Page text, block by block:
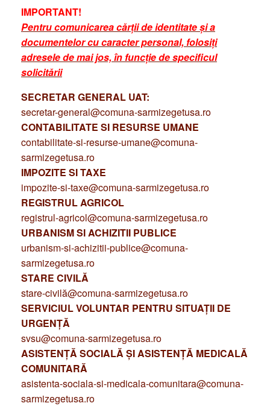
IMPORTANT!
Pentru comunicarea cărții de identitate și a
documentelor cu caracter personal, folosiți
adresele de mai jos, în funcție de specificul
solicitării
SECRETAR GENERAL UAT:
secretar-general@comuna-sarmizegetusa.ro
CONTABILITATE SI RESURSE UMANE
contabilitate-si-resurse-umane@comuna-
sarmizegetusa.ro
IMPOZITE SI TAXE
impozite-si-taxe@comuna-sarmizegetusa.ro
REGISTRUL AGRICOL
registrul-agricol@comuna-sarmizegetusa.ro
URBANISM SI ACHIZITII PUBLICE
urbanism-si-achizitii-publice@comuna-
sarmizegetusa.ro
STARE CIVILĂ
stare-civilă@comuna-sarmizegetusa.ro
SERVICIUL VOLUNTAR PENTRU SITUAȚII DE
URGENȚĂ
svsu@comuna-sarmizegetusa.ro
ASISTENȚĂ SOCIALĂ ȘI ASISTENȚĂ MEDICALĂ
COMUNITARĂ
asistenta-sociala-si-medicala-comunitara@comuna-
sarmizegetusa.ro